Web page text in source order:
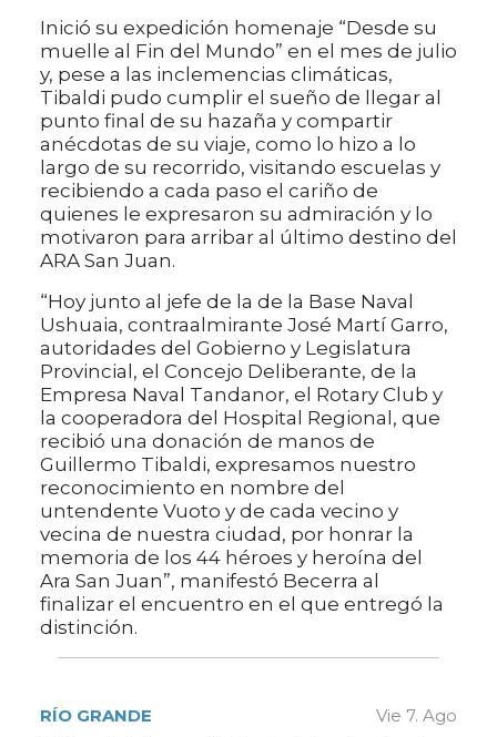
Inició su expedición homenaje “Desde su
muelle al Fin del Mundo” en el mes de julio
y, pese a las inclemencias climáticas,
Tibaldi pudo cumplir el sueño de llegar al
punto final de su hazaña y compartir
anécdotas de su viaje, como lo hizo a lo
largo de su recorrido, visitando escuelas y
recibiendo a cada paso el cariño de
quienes le expresaron su admiración y lo
motivaron para arribar al último destino del
ARA San Juan.
“Hoy junto al jefe de la de la Base Naval
Ushuaia, contraalmirante José Martí Garro,
autoridades del Gobierno y Legislatura
Provincial, el Concejo Deliberante, de la
Empresa Naval Tandanor, el Rotary Club y
la cooperadora del Hospital Regional, que
recibió una donación de manos de
Guillermo Tibaldi, expresamos nuestro
reconocimiento en nombre del
untendente Vuoto y de cada vecino y
vecina de nuestra ciudad, por honrar la
memoria de los 44 héroes y heroína del
Ara San Juan”, manifestó Becerra al
finalizar el encuentro en el que entregó la
distinción.
RÍO GRANDE Vie 7. Ago